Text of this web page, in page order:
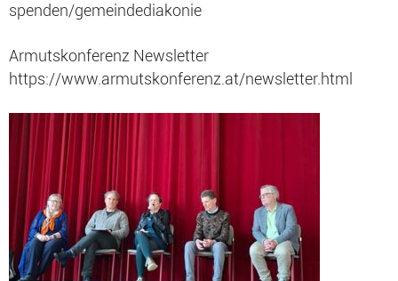
spenden/gemeindediakonie
Armutskonferenz Newsletter
https://www.armutskonferenz.at/newsletter.html